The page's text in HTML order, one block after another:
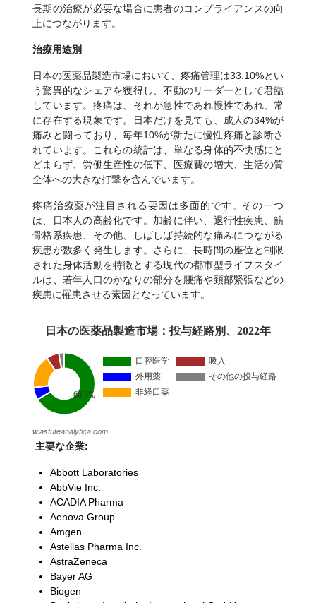
長期の治療が必要な場合に患者のコンプライアンスの向
上につながります。
治療用途別
日本の医薬品製造市場において、疼痛管理は33.10%とい
う驚異的なシェアを獲得し、不動のリーダーとして君臨
しています。疼痛は、それが急性であれ慢性であれ、常
に存在する現象です。日本だけを見ても、成人の34%が
痛みと闘っており、毎年10%が新たに慢性疼痛と診断さ
れています。これらの統計は、単なる身体的不快感にと
どまらず、労働生産性の低下、医療費の増大、生活の質
全体への大きな打撃を含んでいます。
疼痛治療薬が注目される要因は多面的です。その一つ
は、日本人の高齢化です。加齢に伴い、退行性疾患、筋
骨格系疾患、その他、しばしば持続的な痛みにつながる
疾患が数多く発生します。さらに、長時間の座位と制限
された身体活動を特徴とする現代の都市型ライフスタイ
ルは、若年人口のかなりの部分を腰痛や頚部緊張などの
疾患に罹患させる素因となっています。
主要な企業:
Abbott Laboratories
AbbVie Inc.
ACADIA Pharma
Aenova Group
Amgen
Astellas Pharma Inc.
AstraZeneca
Bayer AG
Biogen